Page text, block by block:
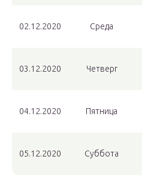
02.12.2020 Среда
03.12.2020 Четверг
04.12.2020 Пятница
05.12.2020 Суббота